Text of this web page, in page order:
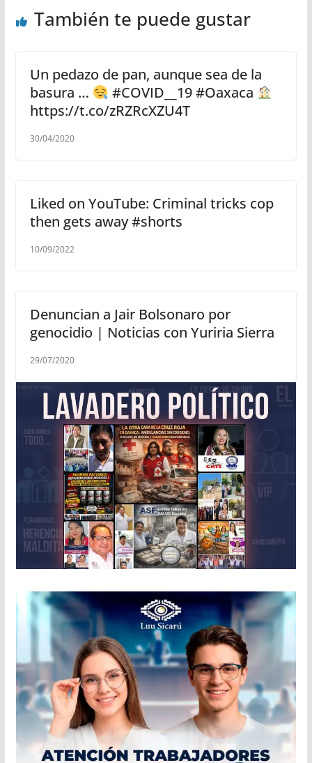
También te puede gustar
Un pedazo de pan, aunque sea de la
basura …
#COVID__19 #Oaxaca
https://t.co/zRZRcXZU4T
30/04/2020
Liked on YouTube: Criminal tricks cop
then gets away #shorts
10/09/2022
Denuncian a Jair Bolsonaro por
genocidio | Noticias con Yuriria Sierra
29/07/2020